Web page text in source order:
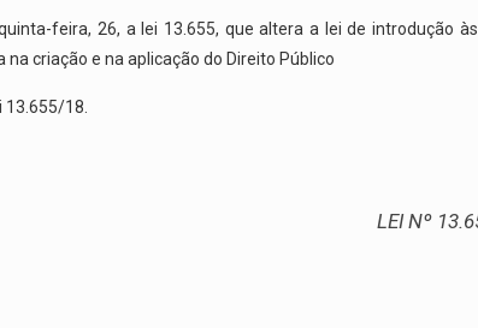
feira, 26, a lei 13.655, que altera a lei de introdução
criação e na aplicação do Direito Público
18.
LEI Nº